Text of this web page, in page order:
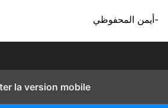
-أيمن المحفوظي
la version mobile